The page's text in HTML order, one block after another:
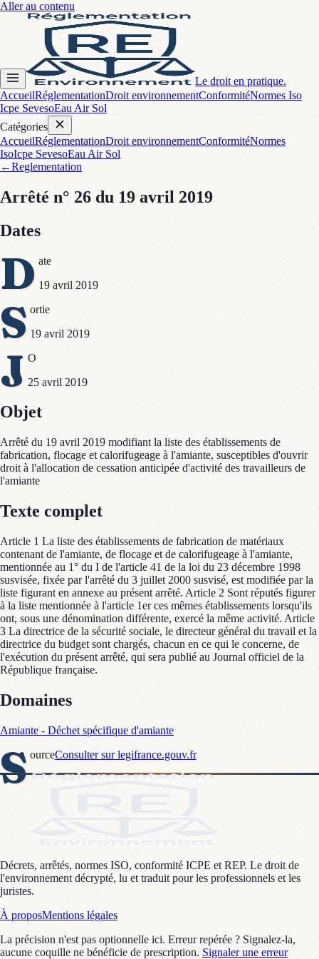
Aller au contenu
Le droit en pratique.
AccueilRéglementationDroit environnementConformitéNormes Iso
Icpe SevesoEau Air Sol
Catégories
AccueilRéglementationDroit environnementConformitéNormes
IsoIcpe SevesoEau Air Sol
←Reglementation
Arrêté n° 26 du 19 avril 2019
Dates
D ate
19 avril 2019
S ortie
19 avril 2019
J O
25 avril 2019
Objet
Arrêté du 19 avril 2019 modifiant la liste des établissements de
fabrication, flocage et calorifugeage à l'amiante, susceptibles d'ouvrir
droit à l'allocation de cessation anticipée d'activité des travailleurs de
l'amiante
Texte complet
Article 1 La liste des établissements de fabrication de matériaux
contenant de l'amiante, de flocage et de calorifugeage à l'amiante,
mentionnée au 1° du I de l'article 41 de la loi du 23 décembre 1998
susvisée, fixée par l'arrêté du 3 juillet 2000 susvisé, est modifiée par la
liste figurant en annexe au présent arrêté. Article 2 Sont réputés figurer
à la liste mentionnée à l'article 1er ces mêmes établissements lorsqu'ils
ont, sous une dénomination différente, exercé la même activité. Article
3 La directrice de la sécurité sociale, le directeur général du travail et la
directrice du budget sont chargés, chacun en ce qui le concerne, de
l'exécution du présent arrêté, qui sera publié au Journal officiel de la
République française.
Domaines
Amiante - Déchet spécifique d'amiante
S ourceConsulter sur legifrance.gouv.fr
Décrets, arrêtés, normes ISO, conformité ICPE et REP. Le droit de
l'environnement décrypté, lu et traduit pour les professionnels et les
juristes.
À proposMentions légales
La précision n'est pas optionnelle ici. Erreur repérée ? Signalez-la,
aucune coquille ne bénéficie de prescription. Signaler une erreur